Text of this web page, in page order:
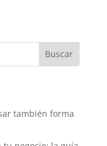
Buscar
también forma